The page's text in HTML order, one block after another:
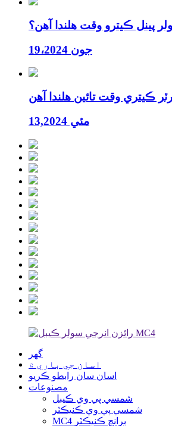
پينل ڪيترو وقت هلندا آهن؟
19،2024 جون
مئي 13,2024
گھر
اسان جي باري ۾
اسان سان رابطو ڪريو
مصنوعات
شمسي پي وي ڪيبل
شمسي پي وي ڪنيڪٽر
MC4 برانچ ڪنيڪٽر